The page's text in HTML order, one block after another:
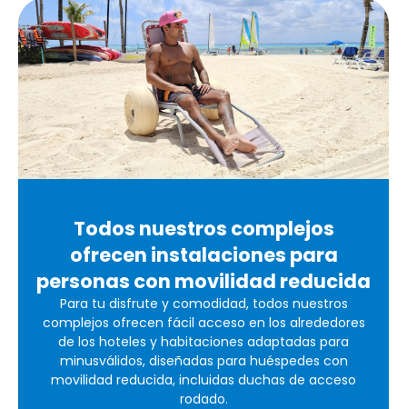
Todos nuestros complejos
ofrecen instalaciones para
personas con movilidad reducida
Para tu disfrute y comodidad, todos nuestros
complejos ofrecen fácil acceso en los alrededores
de los hoteles y habitaciones adaptadas para
minusválidos, diseñadas para huéspedes con
movilidad reducida, incluidas duchas de acceso
rodado.